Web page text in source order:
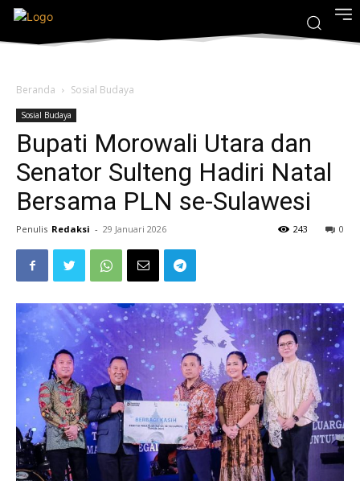
Beranda Sosial Budaya
Sosial Budaya
Bupati Morowali Utara dan
Senator Sulteng Hadiri Natal
Bersama PLN se-Sulawesi
Penulis Redaksi - 29 Januari 2026 0
243